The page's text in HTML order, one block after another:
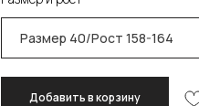
Добавить в корзину